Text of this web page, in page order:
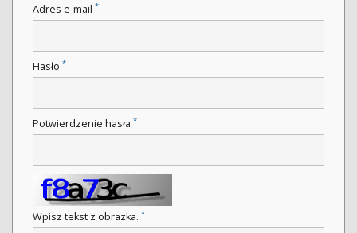
Adres e-mail *
Hasło *
Potwierdzenie hasła *
Wpisz tekst z obrazka. *